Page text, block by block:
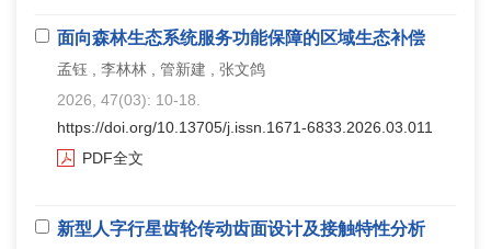
面向森林生态系统服务功能保障的区域生态补偿
孟钰 , 李林林 , 管新建 , 张文鸽
2026, 47(03): 10-18.
https://doi.org/10.13705/j.issn.1671-6833.2026.03.011
PDF全文
新型人字行星齿轮传动齿面设计及接触特性分析